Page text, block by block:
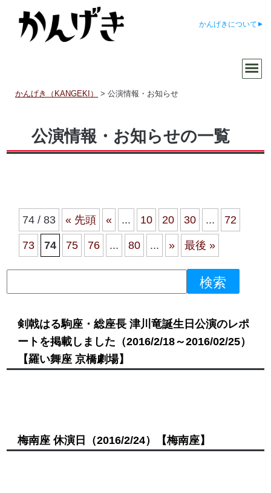
かんげきについて
かんげき（KANGEKI） >公演情報・お知らせ
公演情報・お知らせの一覧
74 / 83 « 先頭 « ... 10 20 30 ... 72
73 74 75 76 ... 80 ... » 最後 »
剣戟はる駒座・総座長 津川竜誕生日公演のレポ
ートを掲載しました （2016/2/18～2016/02/25）
【羅い舞座 京橋劇場】
梅南座 休演日 （2016/2/24） 【梅南座】